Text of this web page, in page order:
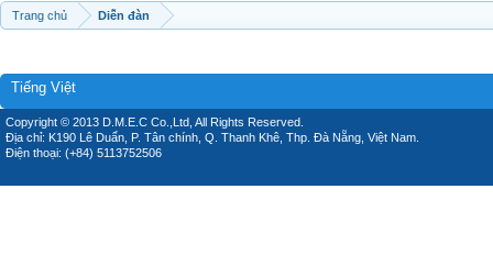
Trang chủ Diễn đàn
Tiếng Việt
Copyright © 2013 D.M.E.C Co.,Ltd, All Rights Reserved.
Địa chỉ: K190 Lê Duẩn, P. Tân chính, Q. Thanh Khê, Thp. Đà Nẵng, Việt Nam.
Điện thoại: (+84) 5113752506